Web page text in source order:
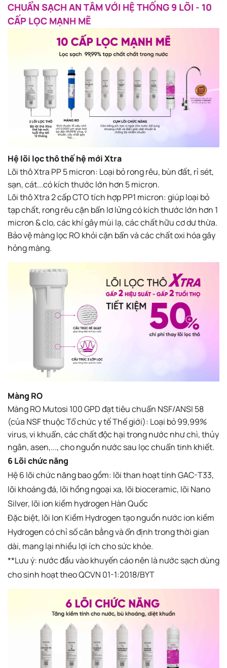
CHUẨN SẠCH AN TÂM VỚI HỆ THỐNG 9 LÕI - 10
CẤP LỌC MẠNH MẼ​
Hệ lõi lọc thô thế hệ mới Xtra
Lõi thô Xtra PP 5 micron​: Loại bỏ rong rêu, bùn đất, rỉ sét,
sạn, cát...có kích thước lớn hơn 5 micron.
Lõi thô Xtra 2 cấp CTO tích hợp PP1 micron: giúp loại bỏ
tạp chất, rong rêu cặn bẩn lơ lửng có kích thước lớn hơn 1
micron & clo, các khí gây mùi lạ, các chất hữu cơ dư thừa.
Bảo vệ màng lọc RO khỏi cặn bẩn và các chất oxi hóa gây
hỏng màng.
Màng RO
Màng RO Mutosi 100 GPD đạt tiêu chuẩn NSF/ANSI 58
(của NSF thuộc Tổ chức y tế Thế giới): Loại bỏ 99,99%
virus, vi khuẩn, các chất độc hại trong nước như chì, thủy
ngân, asen,..., cho nguồn nước sau lọc chuẩn tinh khiết.
6 Lõi chức năng
Hệ 6 lõi chức năng bao gồm: lõi than hoạt tính GAC-T33,
lõi khoáng đá, lõi hồng ngoại xa, lõi bioceramic, lõi Nano
Silver, lõi ion kiềm hydrogen Hàn Quốc
Đặc biệt, lõi Ion Kiềm Hydrogen tạo nguồn nước ion kiềm
Hydrogen có chỉ số cân bằng và ổn định trong thời gian
dài, mang lại nhiều lợi ích cho sức khỏe.
**Lưu ý: nước đầu vào khuyến cáo nên là nước sạch dùng
cho sinh hoạt theo QCVN 01-1:2018/BYT​